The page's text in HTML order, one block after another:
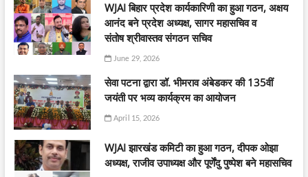
WJAI बिहार प्रदेश कार्यकारिणी का हुआ गठन, अक्षय
आनंद बने प्रदेश अध्यक्ष, सागर महासचिव व
संतोष श्रीवास्तव संगठन सचिव
June 29, 2026
सेवा पटना द्वारा डॉ. भीमराव अंबेडकर की 135वीं
जयंती पर भव्य कार्यक्रम का आयोजन
April 15, 2026
WJAI झारखंड कमिटी का हुआ गठन, दीपक ओझा
अध्यक्ष, राजीव उपाध्यक्ष और पूर्णेंदु पुष्पेश बने महासचिव